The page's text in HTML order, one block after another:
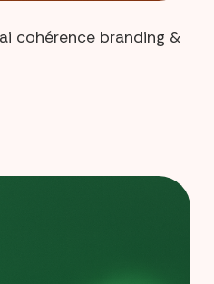
cohérence branding &